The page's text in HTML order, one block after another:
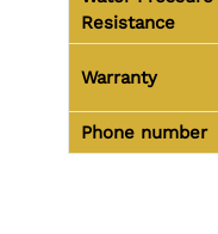
Resistance
Warranty
Phone number